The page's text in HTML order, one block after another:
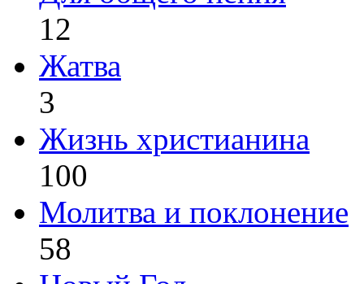
12
Жатва
3
Жизнь христианина
100
Молитва и поклонение
58